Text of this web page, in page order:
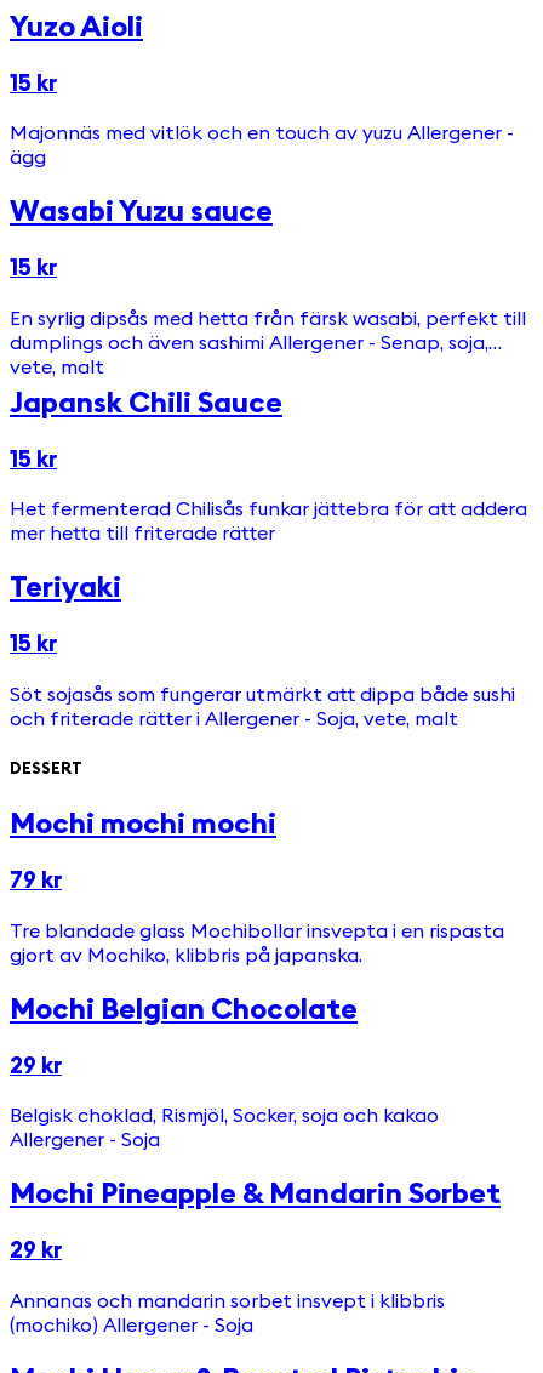
Yuzo Aioli
15 kr
Majonnäs med vitlök och en touch av yuzu Allergener -
ägg
Wasabi Yuzu sauce
15 kr
En syrlig dipsås med hetta från färsk wasabi, perfekt till
dumplings och även sashimi Allergener - Senap, soja,
vete, malt
Japansk Chili Sauce
15 kr
Het fermenterad Chilisås funkar jättebra för att addera
mer hetta till friterade rätter
Teriyaki
15 kr
Söt sojasås som fungerar utmärkt att dippa både sushi
och friterade rätter i Allergener - Soja, vete, malt
DESSERT
Mochi mochi mochi
79 kr
Tre blandade glass Mochibollar insvepta i en rispasta
gjort av Mochiko, klibbris på japanska.
Mochi Belgian Chocolate
29 kr
Belgisk choklad, Rismjöl, Socker, soja och kakao
Allergener - Soja
Mochi Pineapple & Mandarin Sorbet
29 kr
Annanas och mandarin sorbet insvept i klibbris
(mochiko) Allergener - Soja